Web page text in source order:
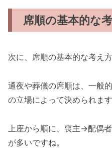
席順の基本的な
次に、席順の基本的な考え
通夜や葬儀の席順は、一般
の立場によって決められます
上座から順に、喪主→配偶
が多いですね。